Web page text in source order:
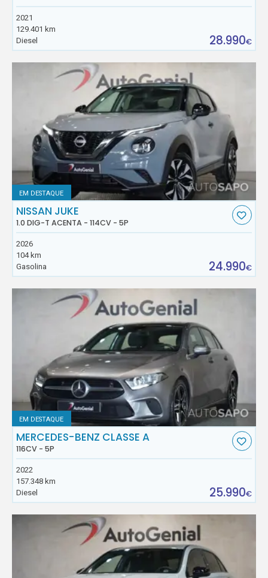
2021
129.401 km
Diesel
28.990€
EM DESTAQUE
NISSAN JUKE
1.0 DIG-T ACENTA - 114CV - 5P
2026
104 km
Gasolina
24.990€
EM DESTAQUE
MERCEDES-BENZ CLASSE A
116CV - 5P
2022
157.348 km
Diesel
25.990€